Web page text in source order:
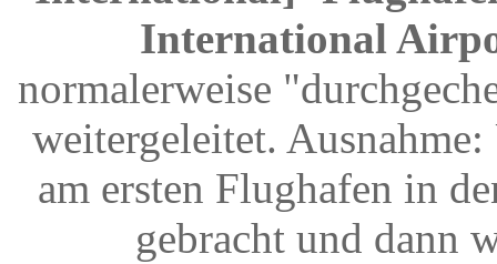
International
normalerweise
weitergeleitet.
am ersten Flughafen in
gebracht und dann